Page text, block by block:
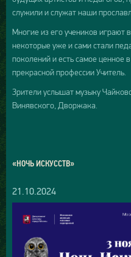
служили и служат наши
Многие из его учеников играют
некоторые уже и сами стали
поколений и есть самое ценное
прекрасной профессии Учитель.
Зрители услышат музыку
Винявского, Дворжака.
«НОЧЬ ИСКУССТВ»
21.10.2024